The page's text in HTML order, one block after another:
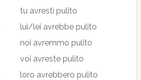
tu avresti pulito
lui/lei avrebbe pulito
noi avremmo pulito
voi avreste pulito
loro avrebbero pulito